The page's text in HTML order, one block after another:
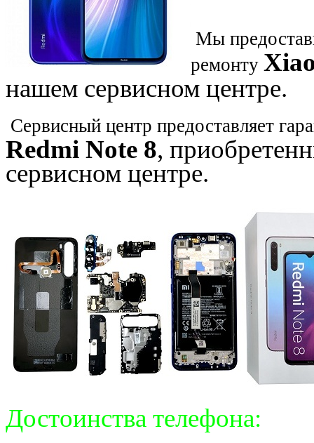
Мы
ремонту
нашем сервисном центре.
Сервисный центр предоставляет
Redmi Note 8,
сервисном центре.
Достоинства телефона: